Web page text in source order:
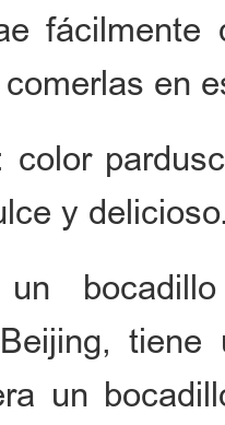
en
color
y
un
un